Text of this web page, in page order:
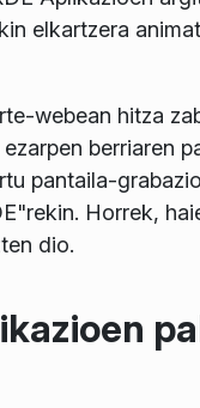
elkartzera
webean hitza
berriaren
pantaila-
Horrek,
dio.